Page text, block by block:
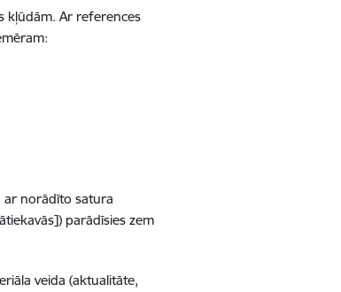
kļūdām. Ar references
ar norādīto satura
parādīsies zem
veida (aktualitāte,